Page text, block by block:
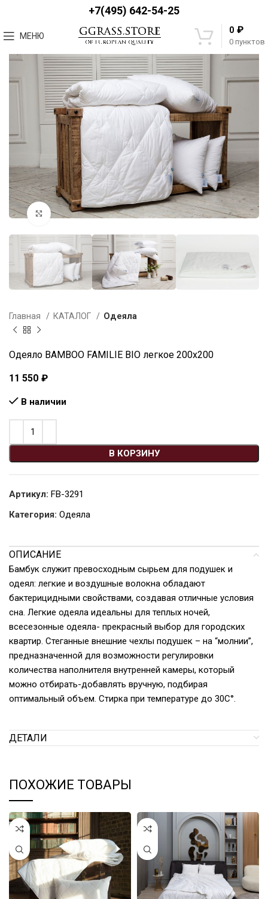
+7(495) 642-54-25
МЕНЮ
0 пунктов
0 ₽
Увеличить
Главная КАТАЛОГ Одеяла
Одеяло BAMBOO FAMILIE BIO легкое 200х200
11 550 ₽
В наличии
В КОРЗИНУ
Артикул: FB-3291
Категория: Одеяла
ОПИСАНИЕ
Бамбук служит превосходным сырьем для подушек и
одеял: легкие и воздушные волокна обладают
бактерицидными свойствами, создавая отличные условия
сна. Легкие одеяла идеальны для теплых ночей,
всесезонные одеяла- прекрасный выбор для городских
квартир. Стеганные внешние чехлы подушек – на “молнии”,
предназначенной для возможности регулировки
количества наполнителя внутренней камеры, который
можно отбирать-добавлять вручную, подбирая
оптимальный объем. Стирка при температуре до 30С°.
ДЕТАЛИ
ПОХОЖИЕ ТОВАРЫ